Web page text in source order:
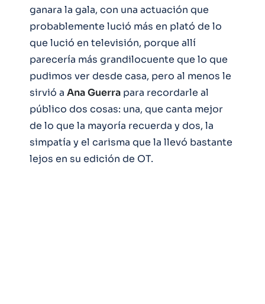
ganara la gala, con una actuación que
probablemente lució más en plató de lo
que lució en televisión, porque allí
parecería más grandilocuente que lo que
pudimos ver desde casa, pero al menos le
sirvió a AnaGuerra para recordarle al
público dos cosas: una, que canta mejor
de lo que la mayoría recuerda y dos, la
simpatía y el carisma que la llevó bastante
lejos en su edición de OT.